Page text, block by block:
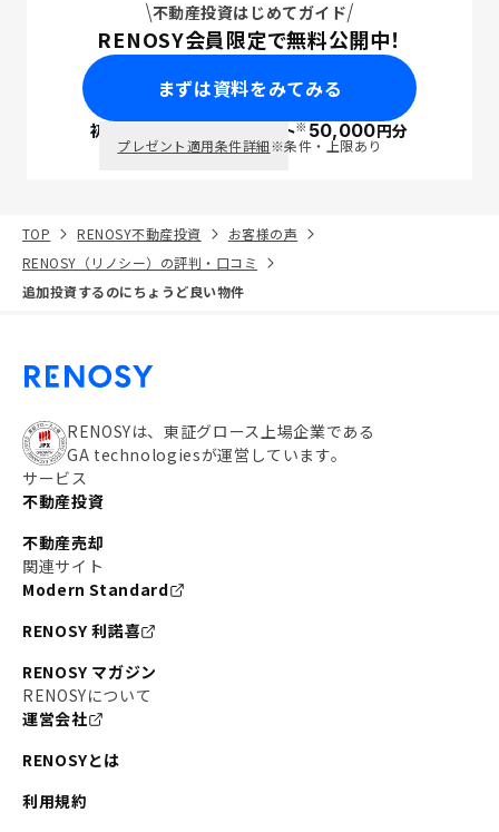
不動産投資はじめてガイド
RENOSY会員限定で無料公開中！
まずは資料をみてみる
初回面談で ポイント※50,000円分
プレゼント適用条件詳細※条件・上限あり
TOP RENOSY不動産投資
お客様の声
RENOSY（リノシー）の評判・口コミ
追加投資するのにちょうど良い物件
RENOSYは、東証グロース上場企業である
GA technologiesが運営しています。
サービス
不動産投資
不動産売却
関連サイト
Modern Standard
RENOSY 利諾喜
RENOSY マガジン
RENOSYについて
運営会社
RENOSYとは
利用規約